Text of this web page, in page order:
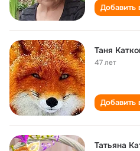
Добавить
Таня
47 лет
Добавить
Татьяна